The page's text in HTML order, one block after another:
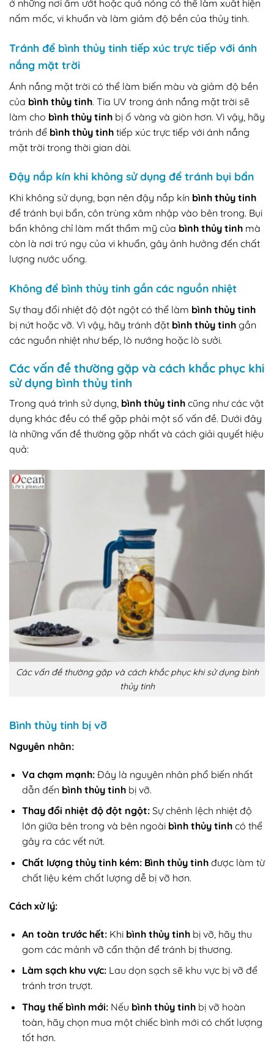
ở những nơi ẩm ướt hoặc quá nóng có thể làm xuất hiện
nấm mốc, vi khuẩn và làm giảm độ bền của thủy tinh.
Tránh để bình thủy tinh tiếp xúc trực tiếp với ánh
nắng mặt trời
Ánh nắng mặt trời có thể làm biến màu và giảm độ bền
của bình thủy tinh. Tia UV trong ánh nắng mặt trời sẽ
làm cho bình thủy tinh bị ố vàng và giòn hơn. Vì vậy, hãy
tránh để bình thủy tinh tiếp xúc trực tiếp với ánh nắng
mặt trời trong thời gian dài.
Đậy nắp kín khi không sử dụng để tránh bụi bẩn
Khi không sử dụng, bạn nên đậy nắp kín bình thủy tinh
để tránh bụi bẩn, côn trùng xâm nhập vào bên trong. Bụi
bẩn không chỉ làm mất thẩm mỹ của bình thủy tinh mà
còn là nơi trú ngụ của vi khuẩn, gây ảnh hưởng đến chất
lượng nước uống.
Không để bình thủy tinh gần các nguồn nhiệt
Sự thay đổi nhiệt độ đột ngột có thể làm bình thủy tinh
bị nứt hoặc vỡ. Vì vậy, hãy tránh đặt bình thủy tinh gần
các nguồn nhiệt như bếp, lò nướng hoặc lò sưởi.
Các vấn đề thường gặp và cách khắc phục khi
sử dụng bình thủy tinh
Trong quá trình sử dụng, bình thủy tinh cũng như các vật
dụng khác đều có thể gặp phải một số vấn đề. Dưới đây
là những vấn đề thường gặp nhất và cách giải quyết hiệu
quả:
Các vấn đề thường gặp và cách khắc phục khi sử dụng bình
thủy tinh
Bình thủy tinh bị vỡ
Nguyên nhân:
Va chạm mạnh:Đây là nguyên nhân phổ biến nhất
dẫn đến bình thủy tinhbị vỡ.
Thay đổi nhiệt độ đột ngột:Sự chênh lệch nhiệt độ
lớn giữa bên trong và bên ngoài bình thủy tinhcó thể
gây ra các vết nứt.
Chất lượng thủy tinh kém: Bình thủy tinhđược làm từ
chất liệu kém chất lượng dễ bị vỡ hơn.
Cách xử lý:
An toàn trước hết:Khi bình thủy tinhbị vỡ, hãy thu
gom các mảnh vỡ cẩn thận để tránh bị thương.
Làm sạch khu vực:Lau dọn sạch sẽ khu vực bị vỡ để
tránh trơn trượt.
Thay thế bình mới:Nếu bình thủy tinhbị vỡ hoàn
toàn, hãy chọn mua một chiếc bình mới có chất lượng
tốt hơn.